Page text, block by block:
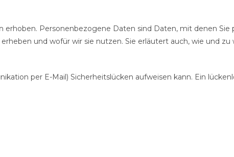
Personenbezogene Daten sind Daten, mit denen Sie
und wofür wir sie nutzen. Sie erläutert auch, wie und zu
per E-Mail) Sicherheitslücken aufweisen kann. Ein